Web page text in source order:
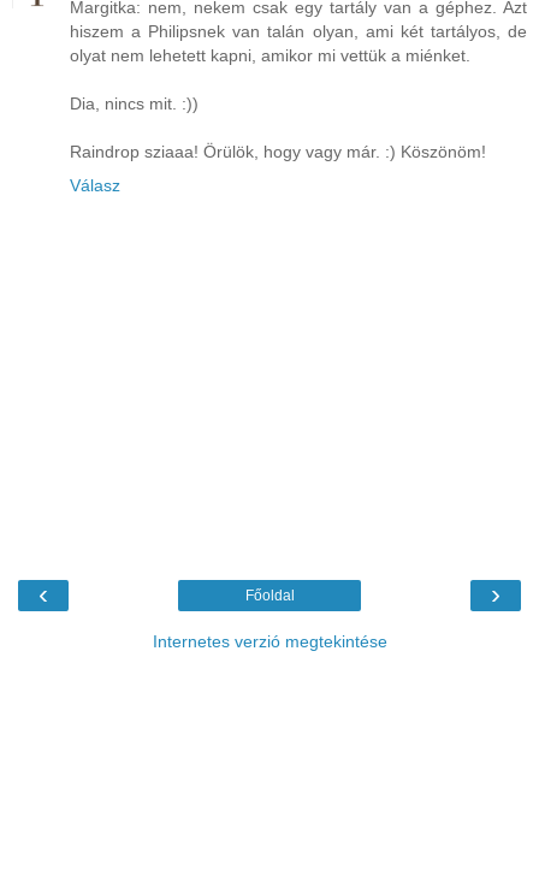
Margitka: nem, nekem csak egy tartály van a géphez. Azt
hiszem a Philipsnek van talán olyan, ami két tartályos, de
olyat nem lehetett kapni, amikor mi vettük a miénket.
Dia, nincs mit. :))
Raindrop sziaaa! Örülök, hogy vagy már. :) Köszönöm!
Válasz
‹ ›
Főoldal
Internetes verzió megtekintése